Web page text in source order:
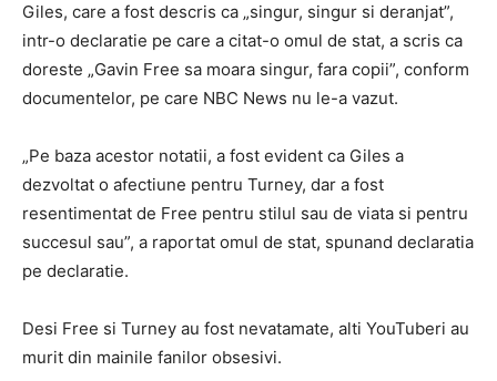
Giles, care a fost descris ca „singur, singur si deranjat”,
intr-o declaratie pe care a citat-o ​​omul de stat, a scris ca
doreste „Gavin Free sa moara singur, fara copii”, conform
documentelor, pe care NBC News nu le-a vazut.
„Pe baza acestor notatii, a fost evident ca Giles a
dezvoltat o afectiune pentru Turney, dar a fost
resentimentat de Free pentru stilul sau de viata si pentru
succesul sau”, a raportat omul de stat, spunand declaratia
pe declaratie.
Desi Free si Turney au fost nevatamate, alti YouTuberi au
murit din mainile fanilor obsesivi.